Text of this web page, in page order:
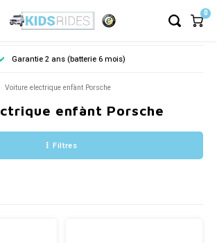
0
Garantie 2 ans (batterie 6 mois)
Voiture electrique enfànt Porsche
enfànt Porsche
Filtres